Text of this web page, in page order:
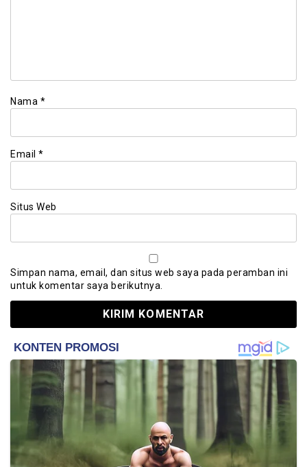
Nama *
Email *
Situs Web
Simpan nama, email, dan situs web saya pada peramban ini
untuk komentar saya berikutnya.